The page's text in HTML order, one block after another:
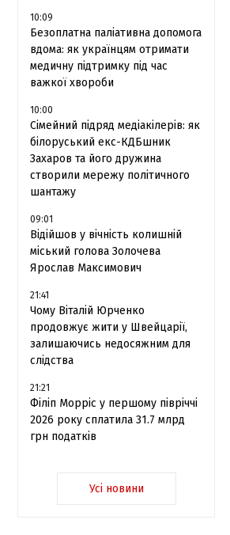
10:09
Безоплатна паліативна допомога
вдома: як українцям отримати
медичну підтримку під час
важкої хвороби
10:00
Сімейний підряд медіакілерів: як
білоруський екс-КДБшник
Захаров та його дружина
створили мережу політичного
шантажу
09:01
Відійшов у вічність колишній
міський голова Золочева
Ярослав Максимович
21:41
Чому Віталій Юрченко
продовжує жити у Швейцарії,
залишаючись недосяжним для
слідства
21:21
Філіп Морріс у першому півріччі
2026 року сплатила 31.7 млрд
грн податків
Усі новини